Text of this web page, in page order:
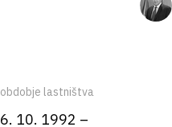
obdobje lastništva
6. 10. 1992 –